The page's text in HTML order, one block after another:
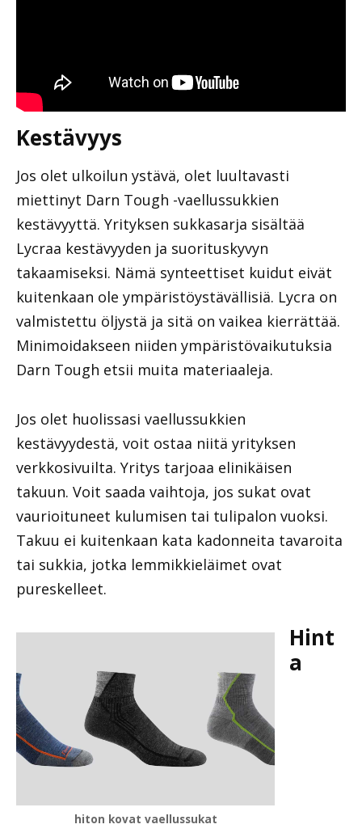
Kestävyys
Jos olet ulkoilun ystävä, olet luultavasti
miettinyt Darn Tough -vaellussukkien
kestävyyttä. Yrityksen sukkasarja sisältää
Lycraa kestävyyden ja suorituskyvyn
takaamiseksi. Nämä synteettiset kuidut eivät
kuitenkaan ole ympäristöystävällisiä. Lycra on
valmistettu öljystä ja sitä on vaikea kierrättää.
Minimoidakseen niiden ympäristövaikutuksia
Darn Tough etsii muita materiaaleja.
Jos olet huolissasi vaellussukkien
kestävyydestä, voit ostaa niitä yrityksen
verkkosivuilta. Yritys tarjoaa elinikäisen
takuun. Voit saada vaihtoja, jos sukat ovat
vaurioituneet kulumisen tai tulipalon vuoksi.
Takuu ei kuitenkaan kata kadonneita tavaroita
tai sukkia, jotka lemmikkieläimet ovat
pureskelleet.
hiton kovat vaellussukat
Hint
a